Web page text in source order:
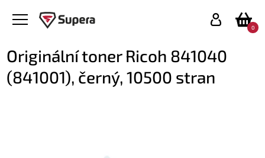
0
Originální toner Ricoh 841040
(841001), černý, 10500 stran